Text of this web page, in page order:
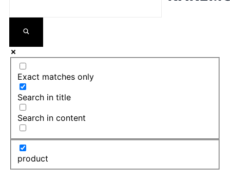
Exact matches only
Search in title
Search in content
product